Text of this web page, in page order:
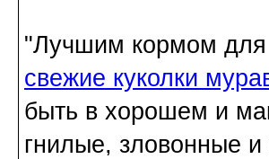
"Лучшим кормом для
свежие куколки
быть в хорошем и
гнилые, зловонные